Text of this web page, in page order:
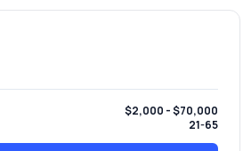
$2,000 - $70,000
21-65